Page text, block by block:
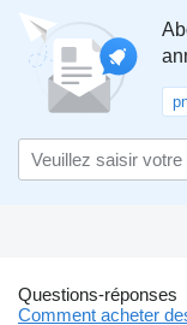
Questions-réponses
Comment acheter